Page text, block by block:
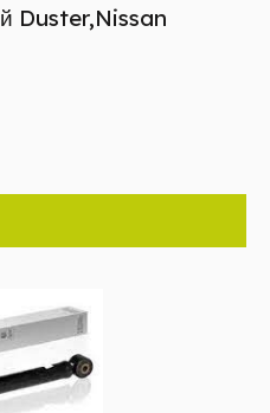
Duster,Nissan